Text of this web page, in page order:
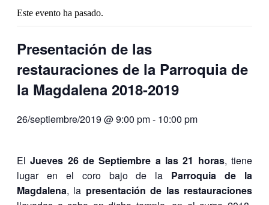
Este evento ha pasado.
Presentación de las
restauraciones de la Parroquia de
la Magdalena 2018-2019
26/septiembre/2019 @ 9:00 pm- 10:00 pm
ElJueves 26 de Septiembre a las 21 horas, tiene
lugar en el coro bajo de la Parroquia de la
Magdalena, la presentación de las restauraciones